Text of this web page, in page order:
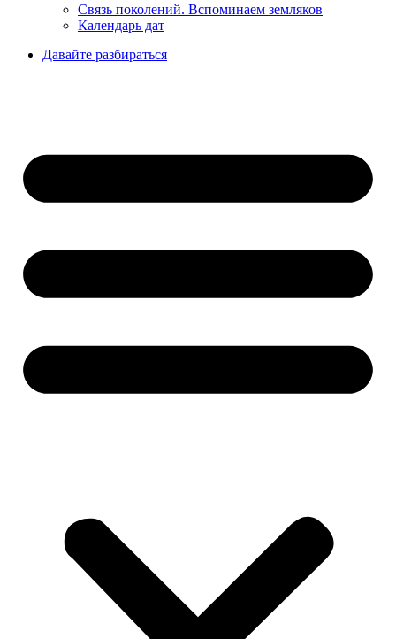
Связь поколений. Вспоминаем земляков
Календарь дат
Давайте разбираться